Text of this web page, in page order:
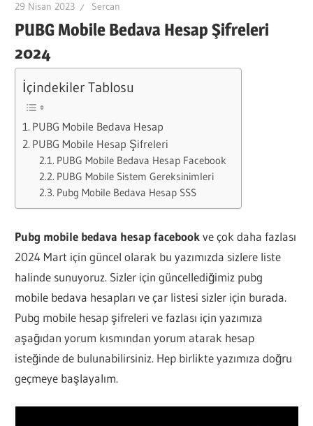
29 Nisan 2023 Sercan
PUBG Mobile Bedava Hesap Şifreleri
2024
İçindekiler Tablosu
PUBG Mobile Bedava Hesap
PUBG Mobile Hesap Şifreleri
PUBG Mobile Bedava Hesap Facebook
PUBG Mobile Sistem Gereksinimleri
Pubg Mobile Bedava Hesap SSS
Pubg mobile bedava hesap facebookve çok daha fazlası
2024 Mart için güncel olarak bu yazımızda sizlere liste
halinde sunuyoruz. Sizler için güncellediğimiz pubg
mobile bedava hesapları ve çar listesi sizler için burada.
Pubg mobile hesap şifreleri ve fazlası için yazımıza
aşağıdan yorum kısmından yorum atarak hesap
isteğinde de bulunabilirsiniz. Hep birlikte yazımıza doğru
geçmeye başlayalım.